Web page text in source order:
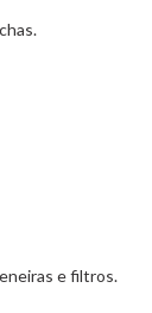
e filtros.